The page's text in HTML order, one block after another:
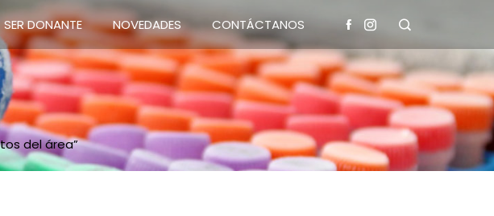
SER DONANTE NOVEDADES CONTÁCTANOS
del área”